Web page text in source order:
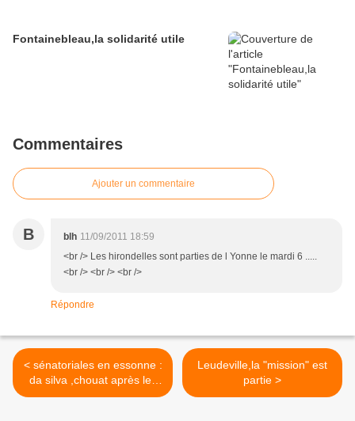
Fontainebleau,la solidarité utile
Commentaires
Ajouter un commentaire
B blh 11/09/2011 18:59
<br /> Les hirondelles sont parties de l Yonne le mardi 6 .....
<br /> <br /> <br />
Répondre
< sénatoriales en essonne :
da silva ,chouat après les
menaces ,la supplique
Leudeville,la "mission" est
partie >